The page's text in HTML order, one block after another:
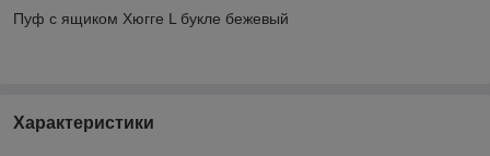
Пуф с ящиком Хюгге L букле бежевый
Характеристики